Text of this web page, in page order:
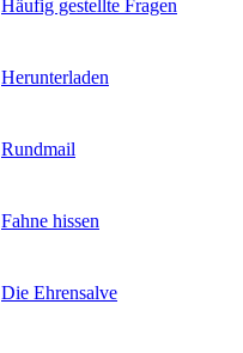
Häufig gestellte Fragen
Herunterladen
Rundmail
Fahne hissen
Die Ehrensalve
Verlorene Heimat